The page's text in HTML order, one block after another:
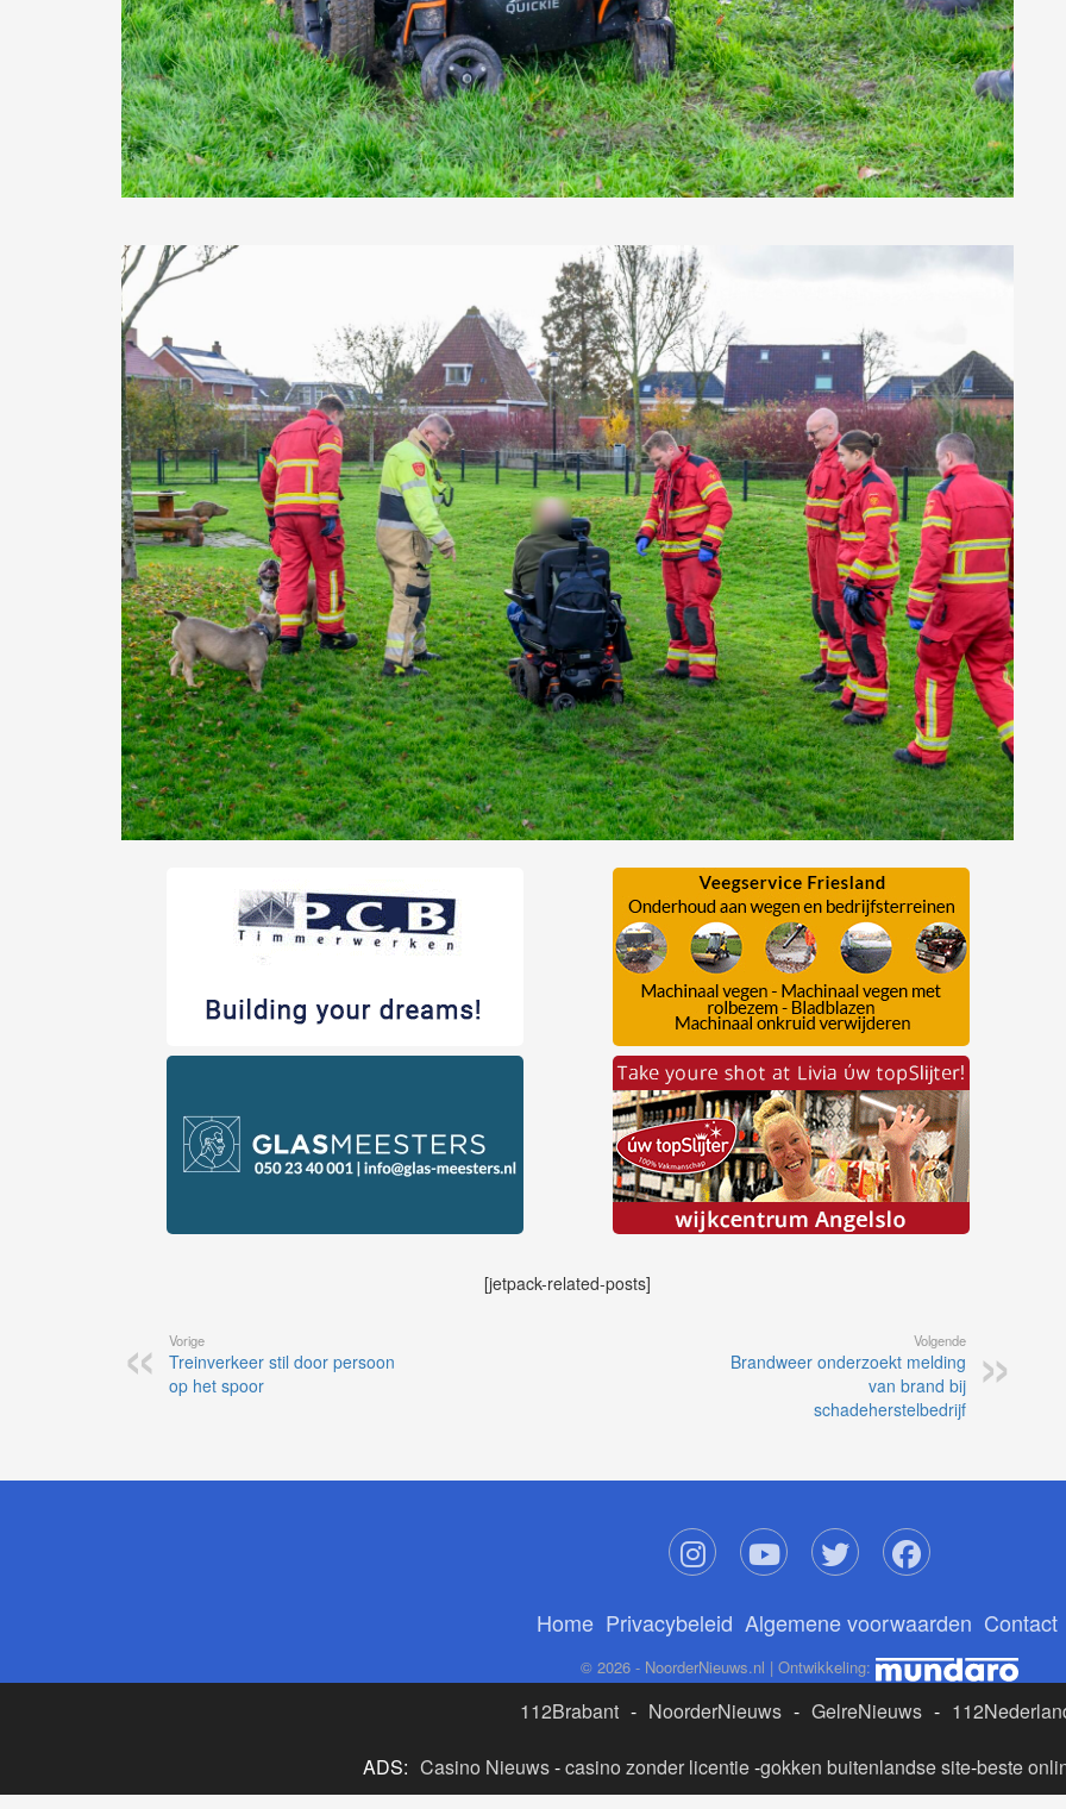
[jetpack-related-posts]
Vorige
Treinverkeer stil door persoon
op het spoor
Volgende
Brandweer onderzoekt melding
van brand bij
schadeherstelbedrijf
Home Privacybeleid Algemene voorwaarden Contact
© 2026 - NoorderNieuws.nl | Ontwikkeling:
112Brabant - NoorderNieuws - GelreNieuws -
ADS: Casino Nieuws-casino zonder licentie-gokken buitenlandse site-beste